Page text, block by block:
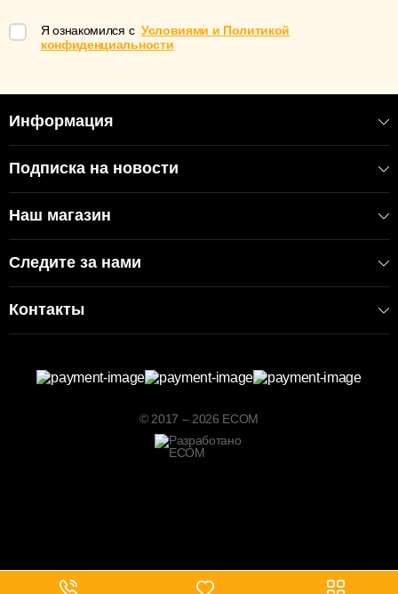
Я ознакомился с Условиями и Политикой
конфиденциальности
Информация
Подписка на новости
Наш магазин
Следите за нами
Контакты
© 2017 – 2026 ECOM